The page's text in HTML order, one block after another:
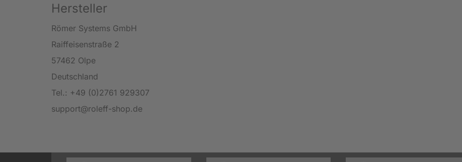
Hersteller
Römer Systems GmbH
Raiffeisenstraße 2
57462 Olpe
Deutschland
Tel.: +49 (0)2761 929307
support@roleff-shop.de